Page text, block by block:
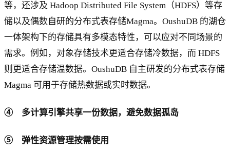
等，还涉及 Hadoop Distributed File System（HDFS）等存
储以及偶数自研的分布式表存储Magma。OushuDB 的湖仓
一体架构下的存储具有多模态特性，可以应对不同场景的
需求。例如，对象存储技术更适合存储冷数据，而 HDFS
则更适合存储温数据。OushuDB 自主研发的分布式表存储
Magma 可用于存储热数据或实时数据。
④ 多计算引擎共享一份数据，避免数据孤岛
⑤ 弹性资源管理按需使用